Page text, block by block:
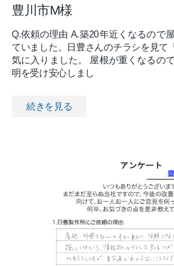
豊川市M様
Q.依頼の理由 A.築20年近くなるので
ていました。日豊さんのチラシを見て
気に入りました。 屋根が重くなるの
明を受け安心しまし
続きを見る